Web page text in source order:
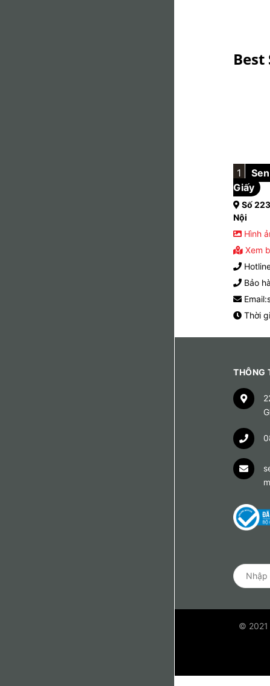
Best
1
Giấy
Số
Nội
Hình
Xem
Bảo
Thời
THÔNG
m
© 2021